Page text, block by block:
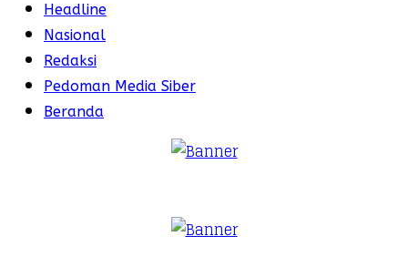
Headline
Nasional
Redaksi
Pedoman Media Siber
Beranda